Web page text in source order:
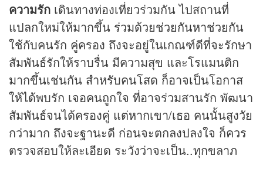
ความรัก เดินทางท่องเที่ยวร่วมกัน ไปสถานที่
แปลกใหม่ให้มากขึ้น ร่วมด้วยช่วยกันหาช่วยกัน
ใช้กับคนรัก คู่ครอง ถึงจะอยู่ในเกณฑ์ดีที่จะรักษา
สัมพันธ์รักให้ราบรื่น มีความสุข และโรแมนติก
มากขึ้นเช่นกัน สำหรับคนโสด ก็อาจเป็นโอกาส
ให้ได้พบรัก เจอคนถูกใจ ที่อาจร่วมสานรัก พัฒนา
สัมพันธ์จนได้ครองคู่ แต่หากเขา/เธอ คนนั้นสูงวัย
กว่ามาก ถึงจะฐานะดี ก่อนจะตกลงปลงใจ ก็ควร
ตรวจสอบให้ละเอียด ระวังว่าจะเป็น..ทุกขลาภ